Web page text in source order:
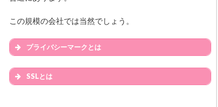
この規模の会社では当然でしょう。
プライバシーマークとは
SSLとは